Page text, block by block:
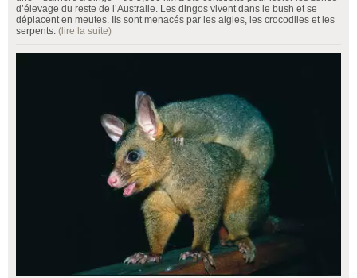
d’élevage du reste de l’Australie. Les dingos vivent dans le bush et se
déplacent en meutes. Ils sont menacés par les aigles, les crocodiles et les
serpents. (lire la suite)